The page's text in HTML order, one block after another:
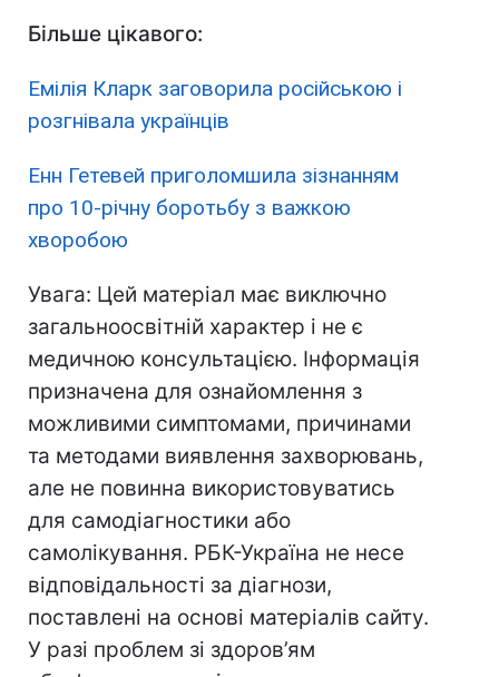
Більше цікавого:
Емілія Кларк заговорила російською і
розгнівала українців
Енн Гетевей приголомшила зізнанням
про 10-річну боротьбу з важкою
хворобою
Увага: Цей матеріал має виключно
загальноосвітній характер і не є
медичною консультацією. Інформація
призначена для ознайомлення з
можливими симптомами, причинами
та методами виявлення захворювань,
але не повинна використовуватись
для самодіагностики або
самолікування. РБК-Україна не несе
відповідальності за діагнози,
поставлені на основі матеріалів сайту.
У разі проблем зі здоров’ям